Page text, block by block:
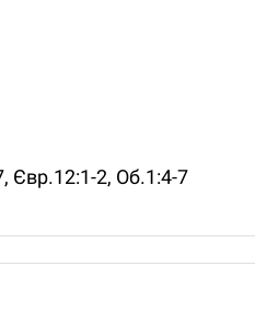
Євр.12:1-2, Об.1:4-7